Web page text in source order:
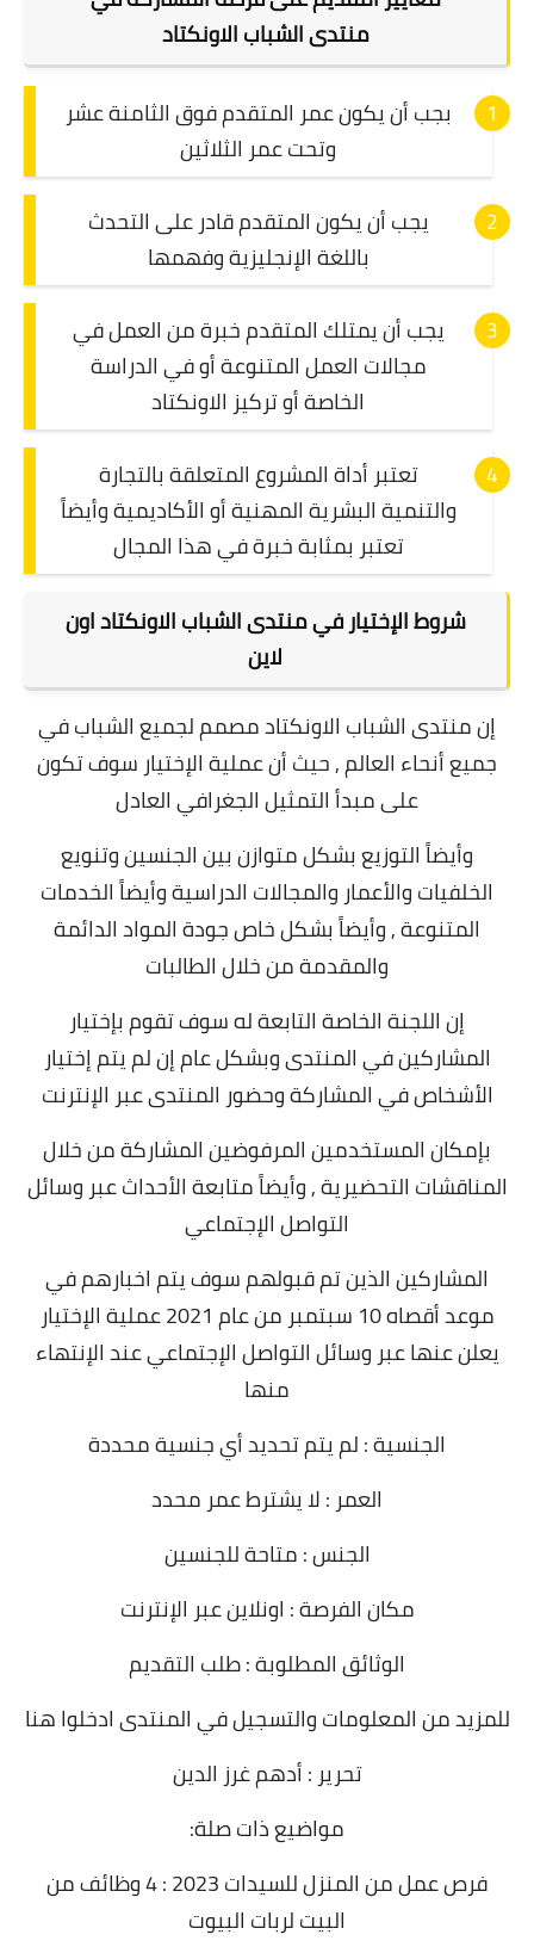
منتدىالشباب الاونكتاد
بجب أن يكون عمر المتقدم فوق الثامنة عشر
وتحت عمر الثلاثين
يجب أن يكون المتقدم قادر على التحدث
باللغة الإنجليزية وفهمها
يجب أن يمتلك المتقدم خبرة من العمل في
مجالات العمل المتنوعة أو في الدراسة
الخاصة أو تركيز الاونكتاد
تعتبر أداة المشروع المتعلقة بالتجارة
والتنمية البشرية المهنية أو الأكاديمية وأيضاً
تعتبر بمثابة خبرة في هذا المجال
شروط الإختيار في منتدى الشباب الاونكتاد اون
لاين
إن منتدى الشباب الاونكتاد مصمم لجميع الشباب في
جميع أنحاء العالم , حيث أن عملية الإختيار سوف تكون
على مبدأ التمثيل الجغرافي العادل
وأيضاً التوزيع بشكل متوازن بين الجنسين وتنويع
الخلفيات والأعمار والمجالات الدراسية وأيضاً الخدمات
المتنوعة , وأيضاً بشكل خاص جودة المواد الدائمة
والمقدمة من خلال الطالبات
إن اللجنة الخاصة التابعة له سوف تقوم بإختيار
المشاركين في المنتدى وبشكل عام إن لم يتم إختيار
الأشخاص في المشاركة وحضور المنتدى عبر الإنترنت
بإمكان المستخدمين المرفوضين المشاركة من خلال
المناقشات التحضيرية , وأيضاً متابعة الأحداث عبر وسائل
التواصل الإجتماعي
المشاركين الذين تم قبولهم سوف يتم اخبارهم في
موعد أقصاه 10 سبتمبر من عام 2021 عملية الإختيار
يعلن عنها عبر وسائل التواصل الإجتماعي عند الإنتهاء
منها
الجنسية :لم يتم تحديد أي جنسية محددة
العمر :لا يشترط عمر محدد
الجنس :متاحة للجنسين
مكان الفرصة : اونلاينعبر الإنترنت
الوثائق المطلوبة :طلب التقديم
للمزيد من المعلومات والتسجيل في المنتدىادخلوا هنا
تحرير : أدهم غرز الدين
مواضيع ذات صلة:
فرص عمل من المنزل للسيدات 2023 : 4 وظائف من
البيت لربات البيوت